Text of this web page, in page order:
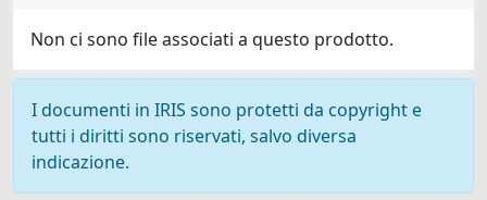
Non ci sono file associati a questo prodotto.
I documenti in IRIS sono protetti da copyright e
tutti i diritti sono riservati, salvo diversa
indicazione.